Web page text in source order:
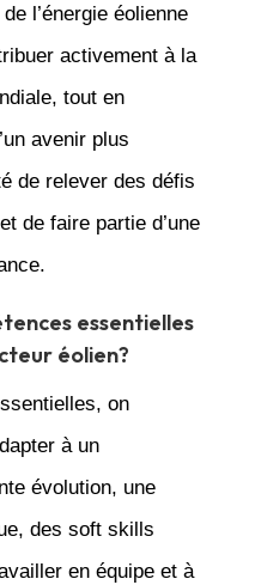
l’énergie éolienne
activement à la
tout en
avenir plus
de relever des défis
de faire partie d’une
essentielles
éolien?
on
à un
évolution, une
des soft skills
en équipe et à